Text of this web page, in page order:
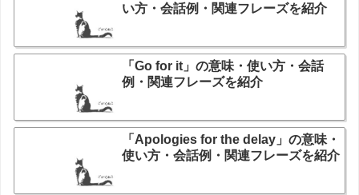
い方・会話例・関連フレーズを紹介
「Go for it」の意味・使い方・会話
例・関連フレーズを紹介
「Apologies for the delay」の意味・
使い方・会話例・関連フレーズを紹介